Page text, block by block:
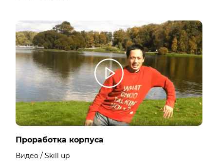
Проработка корпуса
Видео / Skill up